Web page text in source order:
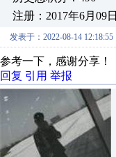
注册：2017年6月09日
发表于：2022-08-14 12:18:55
参考一下，感谢分享！
回复 引用 举报